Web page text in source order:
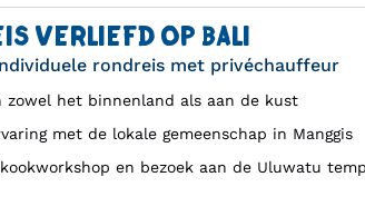
VERLIEFD OP BALI
rondreis met privéchauffeur
zowel het binnenland als aan de kust
met de lokale gemeenschap in Manggis
en bezoek aan de Uluwatu